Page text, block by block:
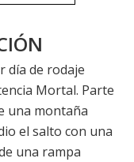
día de rodaje
Mortal. Parte
una montaña
el salto con una
una rampa